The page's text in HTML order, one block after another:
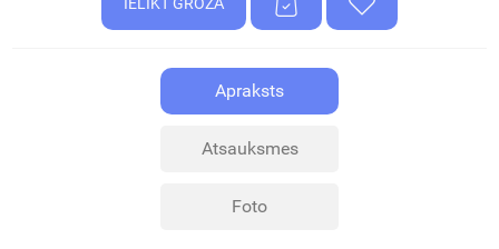
Apraksts
Atsauksmes
Foto